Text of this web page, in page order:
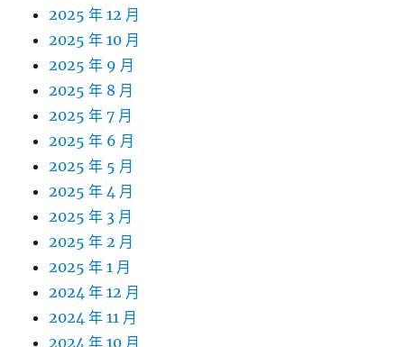
2025 年 12 月
2025 年 10 月
2025 年 9 月
2025 年 8 月
2025 年 7 月
2025 年 6 月
2025 年 5 月
2025 年 4 月
2025 年 3 月
2025 年 2 月
2025 年 1 月
2024 年 12 月
2024 年 11 月
2024 年 10 月